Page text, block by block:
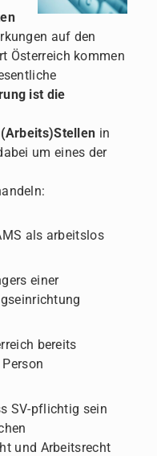
auf den
Österreich kommen
ist die
in
um eines der
als arbeitslos
einer
bereits
SV-pflichtig sein
und Arbeitsrecht